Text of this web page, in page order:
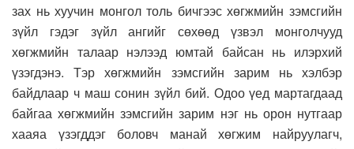
зах нь хуучин монгол толь бичгээс хөгжмийн зэмсгийн
зүйл гэдэг зүйл ангийг сөхөөд үзвэл монголчууд
хөгжмийн талаар нэлээд юмтай байсан нь илэрхий
үзэгдэнэ. Тэр хөгжмийн зэмсгийн зарим нь хэлбэр
байдлаар ч маш сонин зүйл бий. Одоо үед мартагдаад
байгаа хөгжмийн зэмсгийн зарим нэг нь орон нутгаар
хааяа үзэгддэг боловч манай хөгжим найруулагч,